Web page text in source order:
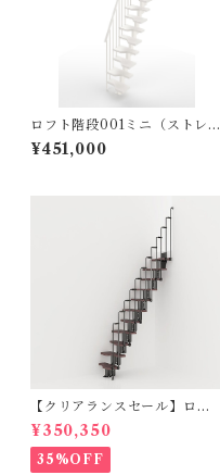
ロフト階段001ミニ（ストレー
ト/標準キット）
¥451,000
【クリアランスセール】ロフ
ト階段 KARINAカリーナ（標
準キット）
¥350,350
35%OFF